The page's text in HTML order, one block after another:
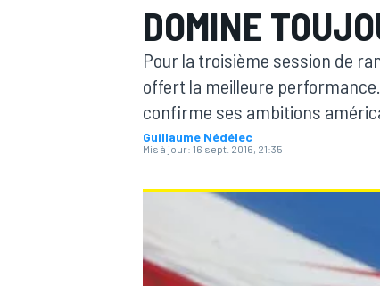
MOTOGP
DOMINE
Pour la troisième session de
offert la meilleure
confirme ses ambitions
Guillaume Nédélec
Mis à jour: 16 sept. 2016, 21:35